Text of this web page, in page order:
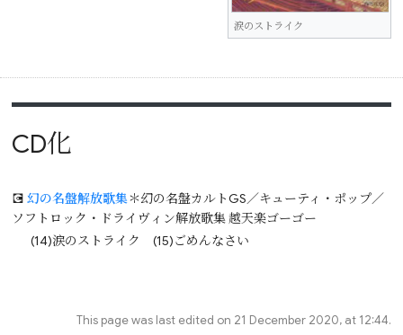
涙のストライク
CD化
💽幻の名盤解放歌集＊幻の名盤カルトGS／キューティ・ポップ／
ソフトロック・ドライヴィン解放歌集 越天楽ゴーゴー
(14)涙のストライク (15)ごめんなさい
This page was last edited on 21 December 2020, at 12:44.